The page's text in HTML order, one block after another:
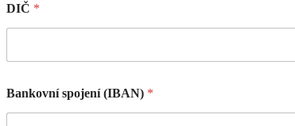
DIČ *
Bankovní spojení (IBAN) *